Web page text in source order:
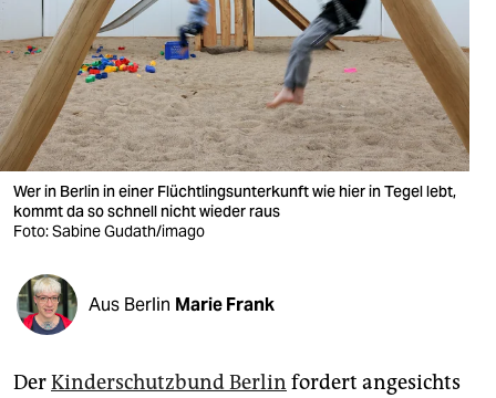
wahrheit
verlag
verlag
veranstaltungen
shop
fragen & hilfe
unterstützen
abo
genossenschaft
Wer in Berlin in einer Flüchtlings­unterkunft wie hier in Tegel lebt,
kommt da so schnell nicht wieder raus
Foto: Sabine Gudath/imago
Aus Berlin Marie Frank
DerKinderschutzbund Berlin fordert angesichts